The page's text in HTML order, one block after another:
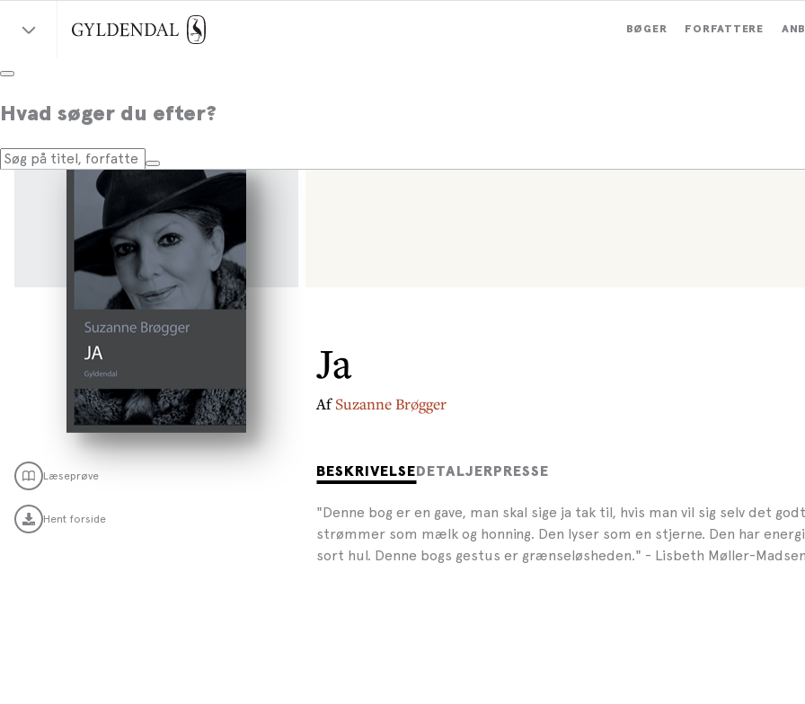
BØGER FORFATTERE
Hvad søger du efter?
Ja
AfSuzanne Brøgger
Læseprøve
Hent forside
BESKRIVELSE DETALJER PRESSE
"Denne bog er en gave, man skal sige ja tak til, hvis man vil sig selv det
strømmer som mælk og honning. Den lyser som en stjerne. Den har
sort hul. Denne bogs gestus er grænseløsheden." - Lisbeth Møller-